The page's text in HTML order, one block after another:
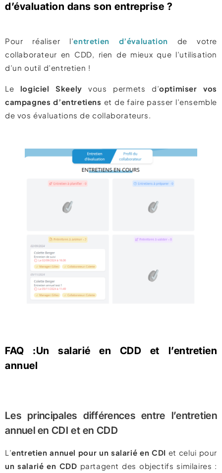
d’évaluation dans son entreprise ?
Pour réaliser l’entretien d’évaluation de votre
collaborateur en CDD, rien de mieux que l’utilisation
d’un outil d’entretien !
Le logiciel Skeely vous permets d’optimiser vos
campagnes d’entretiens et de faire passer l’ensemble
de vos évaluations de collaborateurs.
FAQ :Un salarié en CDD et l’entretien
annuel
Les principales différences entre l’entretien
annuel en CDI et en CDD
L’entretien annuel pour un salarié en CDI et celui pour
un salarié en CDD partagent des objectifs similaires :